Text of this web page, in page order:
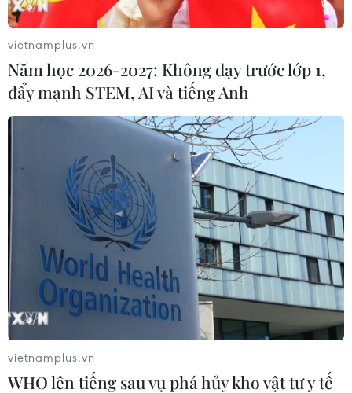
vietnamplus.vn
Năm học 2026-2027: Không dạy trước lớp 1,
đẩy mạnh STEM, AI và tiếng Anh
vietnamplus.vn
WHO lên tiếng sau vụ phá hủy kho vật tư y tế